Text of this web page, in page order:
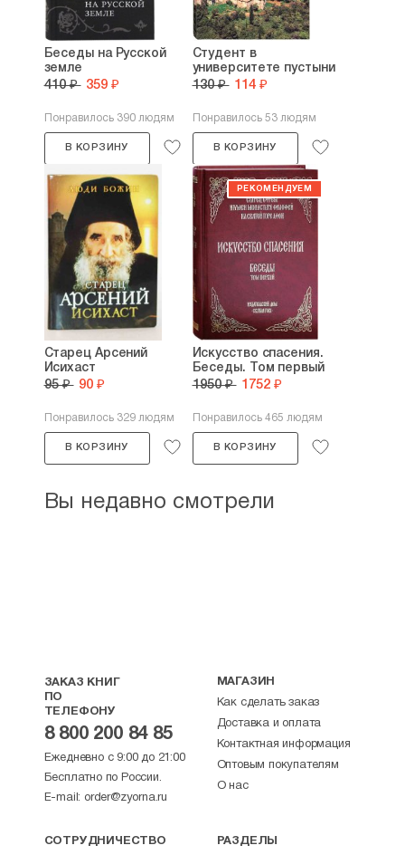
Беседы на Русской
земле
410 ₽ 359 ₽
Понравилось 390 людям
В КОРЗИНУ
Студент в
университете пустыни
130 ₽ 114 ₽
Понравилось 53 людям
В КОРЗИНУ
Старец Арсений
Исихаст
95 ₽ 90 ₽
Понравилось 329 людям
В КОРЗИНУ
Искусство спасения.
Беседы. Том первый
1950 ₽ 1752 ₽
Понравилось 465 людям
В КОРЗИНУ
Вы недавно смотрели
ЗАКАЗ КНИГ
ПО
ТЕЛЕФОНУ
8 800 200 84 85
Ежедневно с 9:00 до 21:00
Бесплатно по России.
E-mail: order@zyorna.ru
МАГАЗИН
Как сделать заказ
Доставка и оплата
Контактная информация
Оптовым покупателям
О нас
СОТРУДНИЧЕСТВО РАЗДЕЛЫ